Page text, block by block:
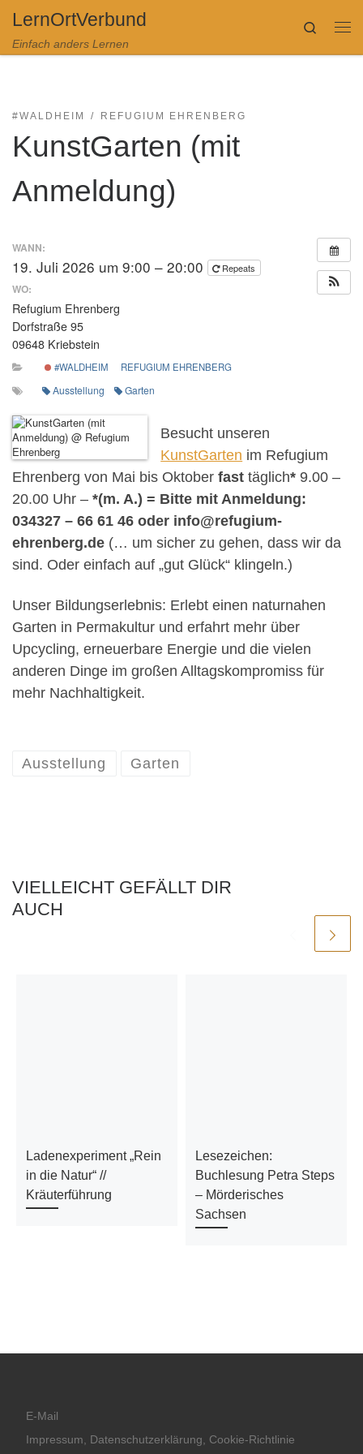
Zum Inhalt springen
LernOrtVerbund
Einfach anders Lernen
Search
#WALDHEIM REFUGIUM EHRENBERG
KunstGarten (mit
Anmeldung)
WANN:
19. Juli 2026 um 9:00 – 20:00 Repeats
WO:
Refugium Ehrenberg
Dorfstraße 95
09648 Kriebstein
#WALDHEIM REFUGIUM EHRENBERG
Ausstellung Garten
Besucht unseren
KunstGarten im Refugium
Ehrenberg von Mai bis Oktober fast täglich* 9.00 –
20.00 Uhr – *(m. A.) = Bitte mit Anmeldung:
034327 – 66 61 46 oder info@refugium-
ehrenberg.de (… um sicher zu gehen, dass wir da
sind. Oder einfach auf „gut Glück“ klingeln.)
Unser Bildungserlebnis: Erlebt einen naturnahen
Garten in Permakultur und erfahrt mehr über
Upcycling, erneuerbare Energie und die vielen
anderen Dinge im großen Alltagskompromiss für
mehr Nachhaltigkeit.
Ausstellung Garten
VIELLEICHT GEFÄLLT DIR
AUCH
Ladenexperiment „Rein
in die Natur“ //
Kräuterführung
Lesezeichen:
Buchlesung Petra Steps
– Mörderisches
Sachsen
E-Mail
Impressum, Datenschutzerklärung, Cookie-Richtlinie